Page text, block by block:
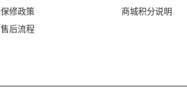
保修政策
售后流程
商城积分说明